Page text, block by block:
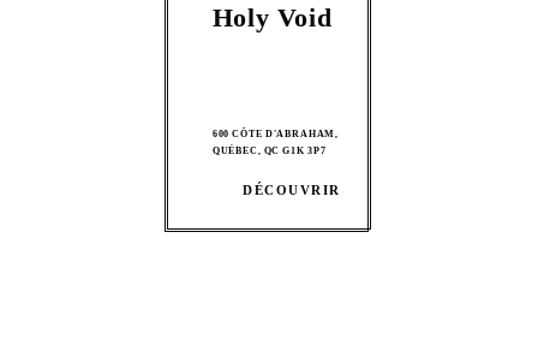
Holy Void
600 CÔTE D'ABRAHAM,
QUÉBEC, QC G1K 3P7
DÉCOUVRIR